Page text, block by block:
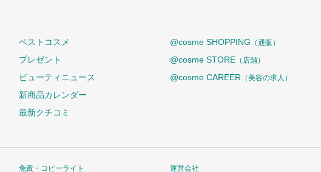
ベストコスメ
プレゼント
ビューティニュース
新商品カレンダー
最新クチコミ
@cosme SHOPPING （通販）
@cosme STORE （店舗）
@cosme CAREER （美容の求人）
免責・コピーライト 運営会社